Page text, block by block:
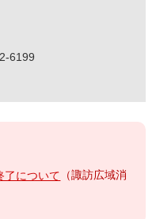
6199
了について
諏訪広域消